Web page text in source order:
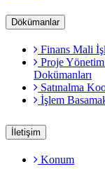
Dökümanlar
Finans Mali
Proje
Dokümanları
Satınalma
İşlem
İletişim
Konum